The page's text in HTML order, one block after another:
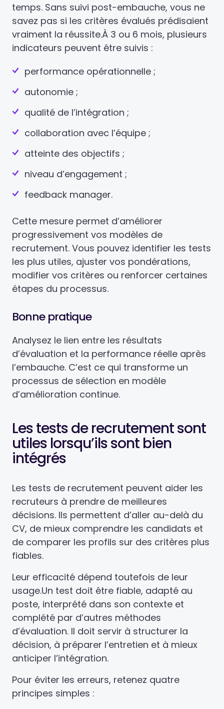
temps. Sans suivi post-embauche, vous ne
savez pas si les critères évalués prédisaient
vraiment la réussite.À 3 ou 6 mois, plusieurs
indicateurs peuvent être suivis :
performance opérationnelle ;
autonomie ;
qualité de l’intégration ;
collaboration avec l’équipe ;
atteinte des objectifs ;
niveau d’engagement ;
feedback manager.
Cette mesure permet d’améliorer
progressivement vos modèles de
recrutement. Vous pouvez identifier les tests
les plus utiles, ajuster vos pondérations,
modifier vos critères ou renforcer certaines
étapes du processus.
Bonne pratique
Analysez le lien entre les résultats
d’évaluation et la performance réelle après
l’embauche. C’est ce qui transforme un
processus de sélection en modèle
d’amélioration continue.
Les tests de recrutement sont
utiles lorsqu’ils sont bien
intégrés
Les tests de recrutement peuvent aider les
recruteurs à prendre de meilleures
décisions. Ils permettent d’aller au-delà du
CV, de mieux comprendre les candidats et
de comparer les profils sur des critères plus
fiables.
Leur efficacité dépend toutefois de leur
usage.Un test doit être fiable, adapté au
poste, interprété dans son contexte et
complété par d’autres méthodes
d’évaluation. Il doit servir à structurer la
décision, à préparer l’entretien et à mieux
anticiper l’intégration.
Pour éviter les erreurs, retenez quatre
principes simples :